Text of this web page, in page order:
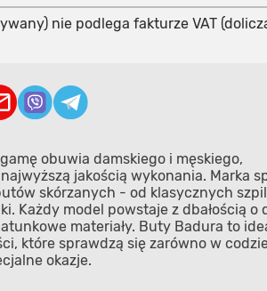
nie podlega fakturze VAT
obuwia damskiego i męskiego,
jakością wykonania. Marka
skórzanych - od klasycznych
Każdy model powstaje z dbałością o
materiały. Buty Badura to
które sprawdzą się zarówno w
okazje.